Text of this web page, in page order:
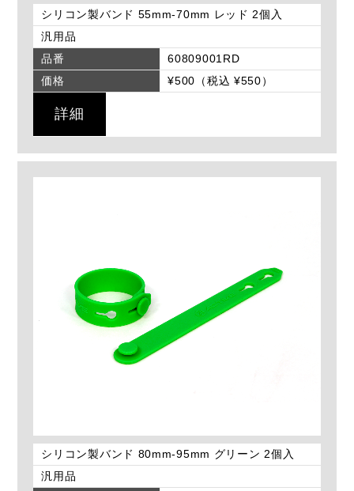
シリコン製バンド 55mm-70mm レッド 2個入
汎用品
品番
60809001RD
価格
¥500（税込 ¥550）
詳細
シリコン製バンド 80mm-95mm グリーン 2個入
汎用品